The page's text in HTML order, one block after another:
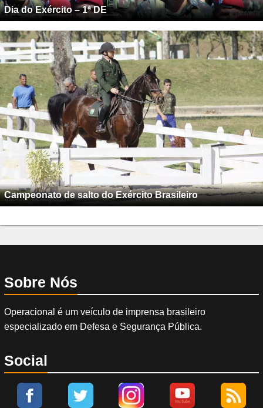
Dia do Exército – 1ª DE
Campeonato de salto do Exército Brasileiro
Sobre Nós
Operacional é um veículo de imprensa brasileiro
especializado em Defesa e Segurança Pública.
Social